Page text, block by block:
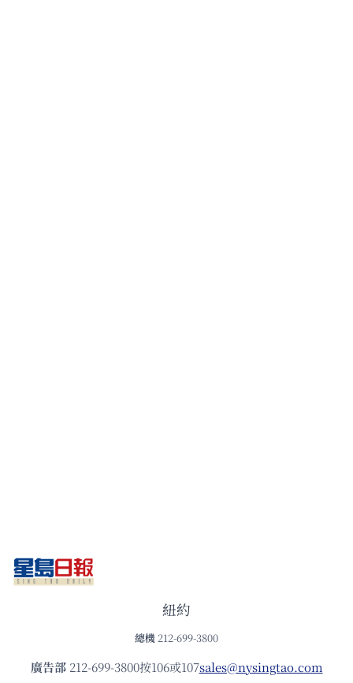
紐約
總機 212-699-3800
廣告部212-699-3800按106或107sales@nysingtao.com